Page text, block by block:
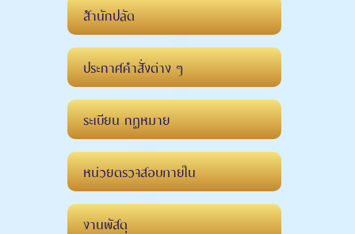
สำนักปลัด
ประกาศคำสั่งต่าง ๆ
ระเบียน กฏหมาย
หน่วยตรวจสอบภายใน
งานพัสดุ